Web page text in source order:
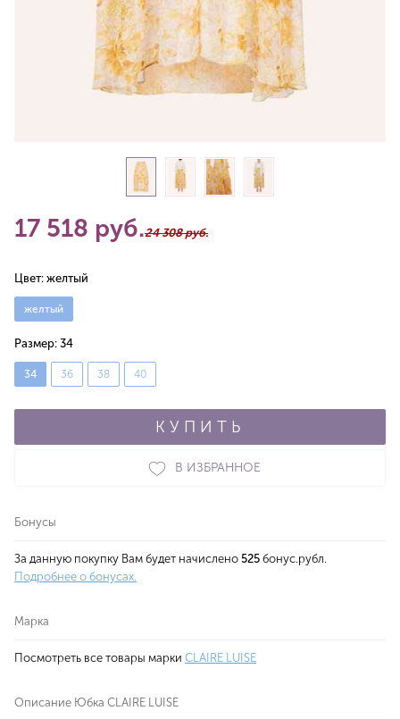
17 518 руб.24 308 руб.
Цвет: желтый
желтый
Размер: 34
34 36 38 40
КУПИТЬ
В ИЗБРАННОЕ
Бонусы
За данную покупку Вам будет начислено 525 бонус.рубл.
Подробнее о бонусах.
Марка
Посмотреть все товары марки CLAIRE LUISE
Описание Юбка CLAIRE LUISE